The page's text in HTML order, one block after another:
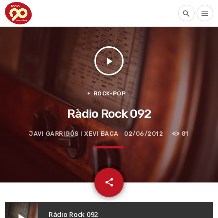
search menu
play_arrow
ROCK-POP
Ràdio Rock 092
JAVI GARRIGÓS I XEVI BACA 02/06/2012 81
share
email
Ràdio Rock 092